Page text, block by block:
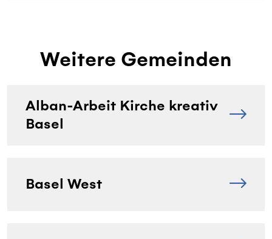
Weitere Gemeinden
Alban-Arbeit Kirche kreativ
Basel
Basel West